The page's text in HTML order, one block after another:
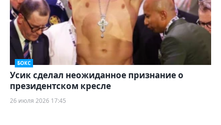
БОКС
Усик сделал неожиданное признание о
президентском кресле
26 июля 2026 17:45